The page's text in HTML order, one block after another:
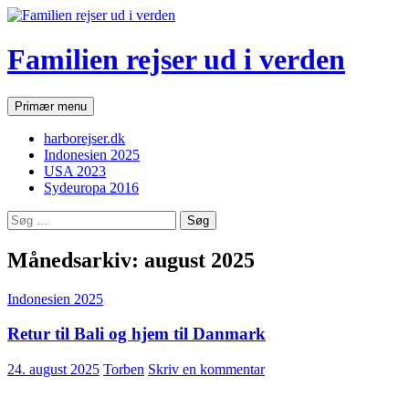
Hop
indhold
Familien rejser ud i verden
SøgPrimær menu
harborejser.dk
Indonesien 2025
USA 2023
Sydeuropa 2016
Søg
efter:
Månedsarkiv: august 2025
Indonesien 2025
Retur til Bali og hjem til Danmark
24. august 2025 Torben Skriv en kommentar